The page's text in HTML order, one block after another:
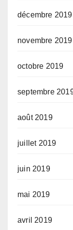
décembre 2019
novembre 2019
octobre 2019
septembre
août 2019
juillet 2019
juin 2019
mai 2019
avril 2019